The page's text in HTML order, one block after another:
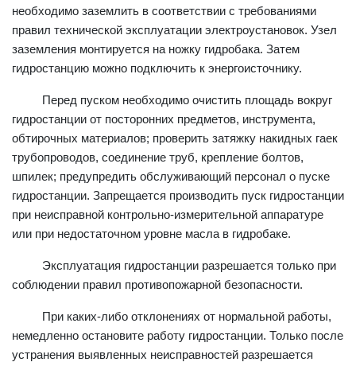
необходимо заземлить в соответствии с требованиями
правил технической эксплуатации электроустановок. Узел
заземления монтируется на ножку гидробака. Затем
гидростанцию можно подключить к энергоисточнику.
Перед пуском необходимо очистить площадь вокруг
гидростанции от посторонних предметов, инструмента,
обтирочных материалов; проверить затяжку накидных гаек
трубопроводов, соединение труб, крепление болтов,
шпилек; предупредить обслуживающий персонал о пуске
гидростанции. Запрещается производить пуск гидростанции
при неисправной контрольно-измерительной аппаратуре
или при недостаточном уровне масла в гидробаке.
Эксплуатация гидростанции разрешается только при
соблюдении правил противопожарной безопасности.
При каких-либо отклонениях от нормальной работы,
немедленно остановите работу гидростанции. Только после
устранения выявленных неисправностей разрешается